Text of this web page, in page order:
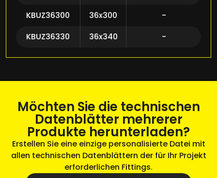
KBUZ36300
36x300
-
KBUZ36330
36x340 -
Möchten Sie die technischen
Datenblätter mehrerer
Produkte herunterladen?
Erstellen Sie eine einzige personalisierte Datei mit
allen technischen Datenblättern der für Ihr Projekt
erforderlichen Fittings.